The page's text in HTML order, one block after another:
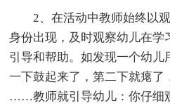
2、在活动中教师始终以
身份出现，及时观察幼儿在学
引导和帮助。如发现一个幼儿
一下鼓起来了，第二下就瘪了
……教师就引导幼儿：你仔细